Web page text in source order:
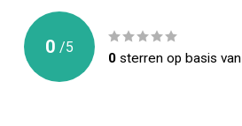
Afmeting AxB (mm)
Dikte (mm)
Gewicht (gr)
0 /5
0 sterren op basis van